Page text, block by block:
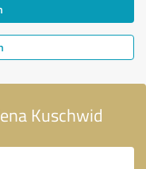
Kuschwid